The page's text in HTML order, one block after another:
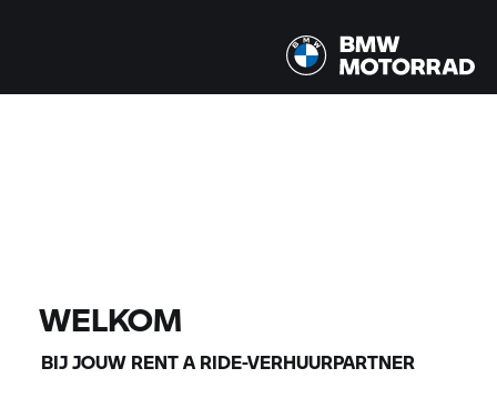
WELKOM
BIJ JOUW RENT A RIDE-VERHUURPARTNER